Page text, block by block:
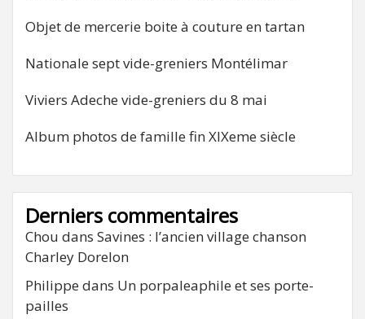
Objet de mercerie boite à couture en tartan
Nationale sept vide-greniers Montélimar
Viviers Adeche vide-greniers du 8 mai
Album photos de famille fin XIXeme siècle
Derniers commentaires
Chou dans Savines : l’ancien village chanson
Charley Dorelon
Philippe dans Un porpaleaphile et ses porte-
pailles